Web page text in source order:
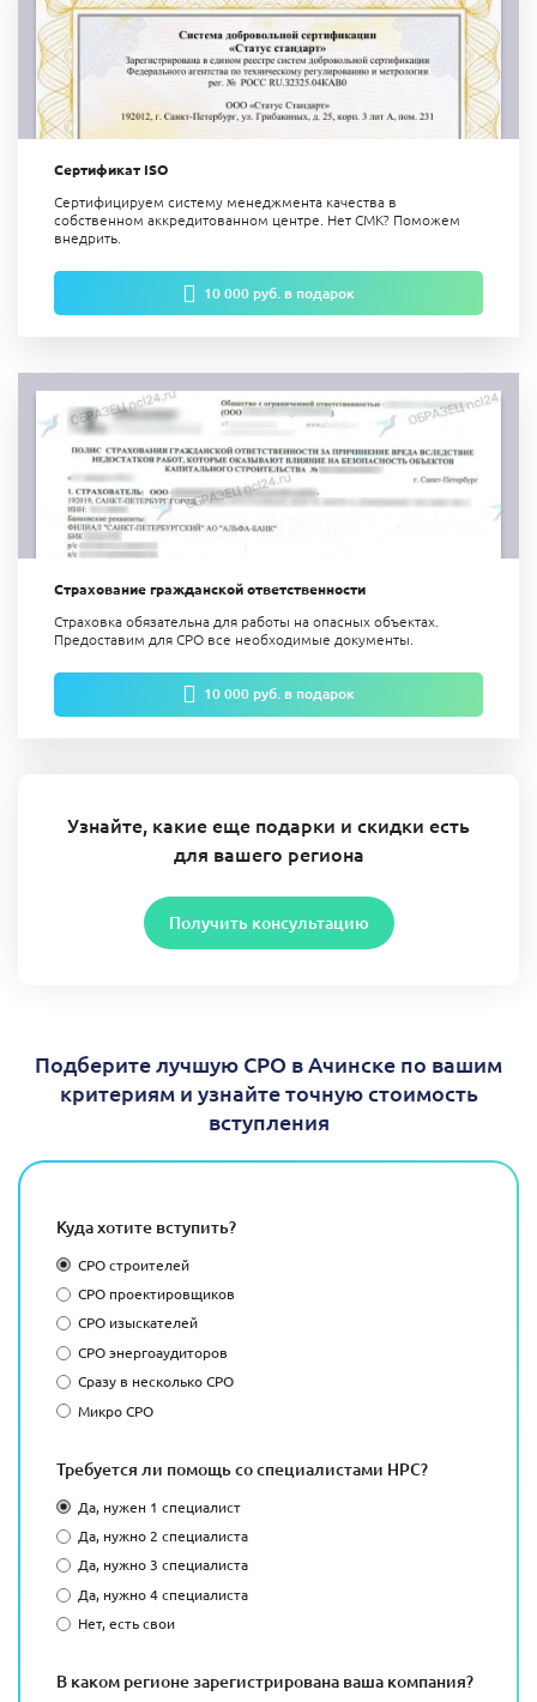
Сертификат ISO
Сертифицируем систему менеджмента качества в
собственном аккредитованном центре. Нет СМК? Поможем
внедрить.
10 000 руб. в подарок
Страхование гражданской ответственности
Страховка обязательна для работы на опасных объектах.
Предоставим для СРО все необходимые документы.
10 000 руб. в подарок
Узнайте, какие еще подарки и скидки есть
для вашего региона
Получить консультацию
Подберите лучшую СРО в Ачинске по вашим
критериям и узнайте точную стоимость
вступления
Куда хотите вступить?
СРО строителей
СРО проектировщиков
СРО изыскателей
СРО энергоаудиторов
Сразу в несколько СРО
Микро СРО
Требуется ли помощь со специалистами НРС?
Да, нужен 1 специалист
Да, нужно 2 специалиста
Да, нужно 3 специалиста
Да, нужно 4 специалиста
Нет, есть свои
В каком регионе зарегистрирована ваша компания?